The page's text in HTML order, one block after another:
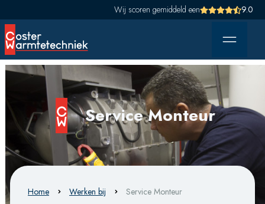
Wij scoren gemiddeld een 9.0
Service Monteur
Home Werken bij Service Monteur